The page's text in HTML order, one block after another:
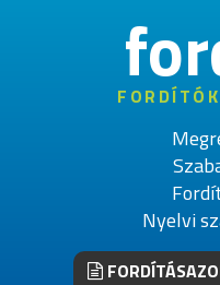
Nyelvi